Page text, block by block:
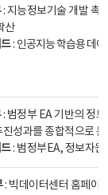
: 지능정보기술 개발 촉
산
: 인공지능 학습용 데
: 범정부 EA 기반의 정
진성과를 종합적으로
: 범정부EA, 정보자
: 빅데이터센터 홈페이